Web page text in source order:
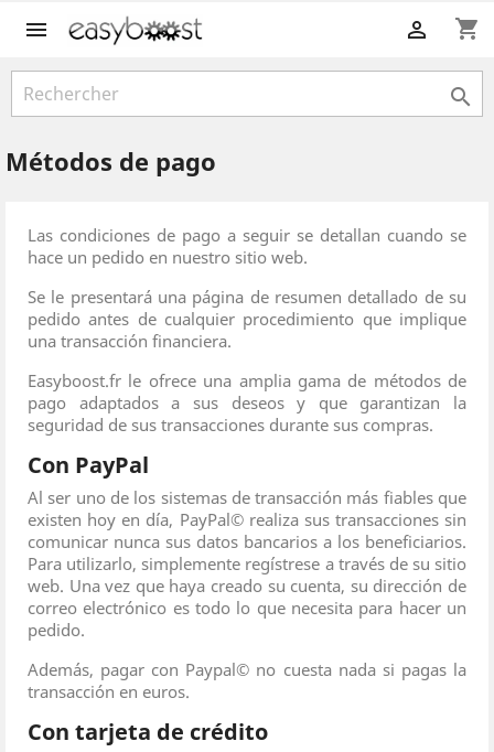
 shopping_cart


Métodos de pago
Las condiciones de pago a seguir se detallan cuando se
hace un pedido en nuestro sitio web.
Se le presentará una página de resumen detallado de su
pedido antes de cualquier procedimiento que implique
una transacción financiera.
Easyboost.fr le ofrece una amplia gama de métodos de
pago adaptados a sus deseos y que garantizan la
seguridad de sus transacciones durante sus compras.
Con PayPal
Al ser uno de los sistemas de transacción más fiables que
existen hoy en día, PayPal© realiza sus transacciones sin
comunicar nunca sus datos bancarios a los beneficiarios.
Para utilizarlo, simplemente regístrese a través de su sitio
web. Una vez que haya creado su cuenta, su dirección de
correo electrónico es todo lo que necesita para hacer un
pedido.
Además, pagar con Paypal© no cuesta nada si pagas la
transacción en euros.
Con tarjeta de crédito